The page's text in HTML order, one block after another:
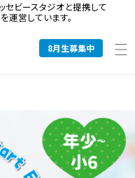
セビースタジオと提携して
運営しています。
8月生募集中